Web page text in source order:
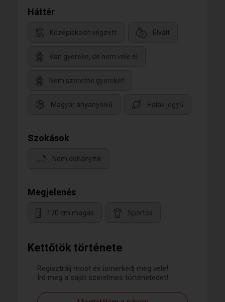
Kettőtök története
Regisztrálj most és ismerkedj meg vele!
Írd meg a saját szerelmes történetedet!
Háttér
Középiskolát végzett Elvált
Van gyereke, de nem vele él
Nem szeretne gyereket
Magyar anyanyelvű Halak jegyű
Szokások
Nem dohányzik
Megjelenés
170 cm magas Sportos